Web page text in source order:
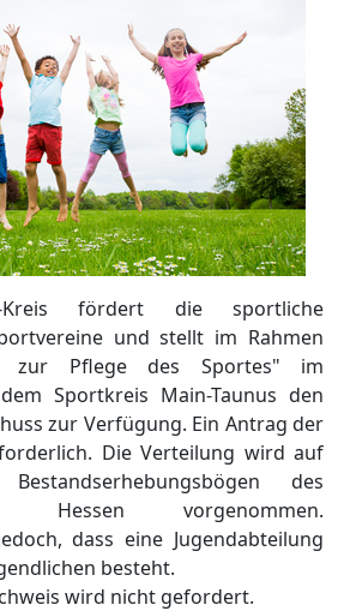
Kreis fördert die sportliche
und stellt im Rahmen
zur Pflege des Sportes" im
Sportkreis Main-Taunus den
zur Verfügung. Ein Antrag der
Die Verteilung wird auf
des
Hessen vorgenommen.
dass eine Jugendabteilung
besteht.
wird nicht gefordert.